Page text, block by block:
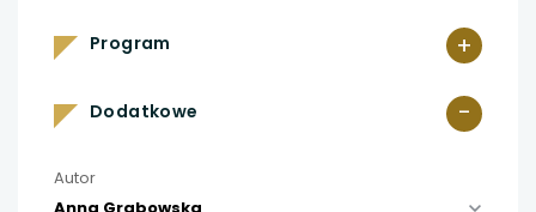
+
Program
-
Dodatkowe
Autor